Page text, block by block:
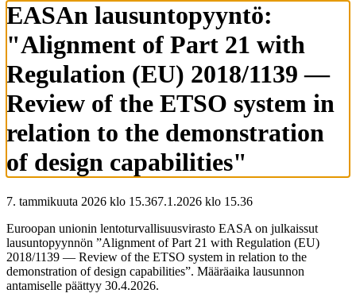
EASAn lausuntopyyntö:
"Alignment of Part 21 with
Regulation (EU) 2018/1139 —
Review of the ETSO system in
relation to the demonstration
of design capabilities"
7. tammikuuta 2026 klo 15.367.1.2026 klo 15.36
Euroopan unionin lentoturvallisuusvirasto EASA on julkaissut
lausuntopyynnön ”Alignment of Part 21 with Regulation (EU)
2018/1139 — Review of the ETSO system in relation to the
demonstration of design capabilities”. Määräaika lausunnon
antamiselle päättyy 30.4.2026.